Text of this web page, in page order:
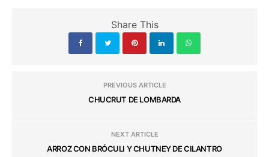
Share This
PREVIOUS ARTICLE
CHUCRUT DE LOMBARDA
NEXT ARTICLE
ARROZ CON BRÓCULI Y CHUTNEY DE CILANTRO